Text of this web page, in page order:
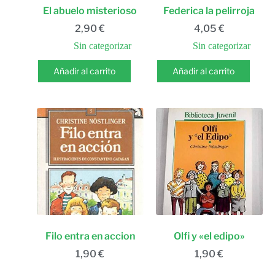
El abuelo misterioso
2,90€
Sin categorizar
Añadir al carrito
Federica la pelirroja
4,05 €
Sin categorizar
Añadir al carrito
Filo entra en accion
1,90€
Olfi y «el edipo»
1,90€